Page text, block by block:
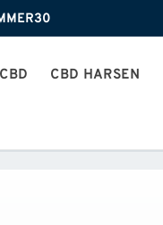
CBD HARSEN